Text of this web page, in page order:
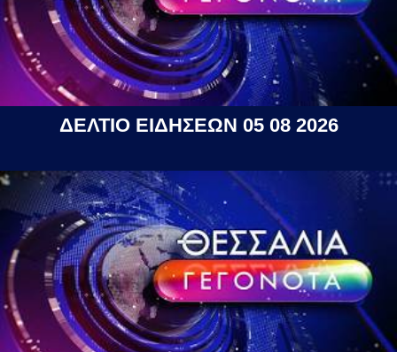
ΔΕΛΤΙΟ ΕΙΔΗΣΕΩΝ 05 08 2026